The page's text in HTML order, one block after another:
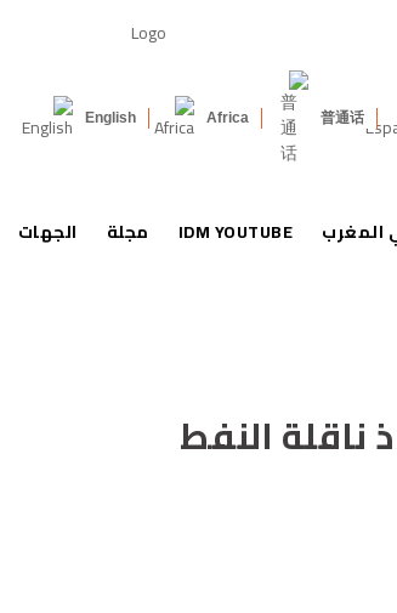
普通话
Africa
English
المغرب IDM YOUTUBE مجلة الجهات
ناقلة النفط